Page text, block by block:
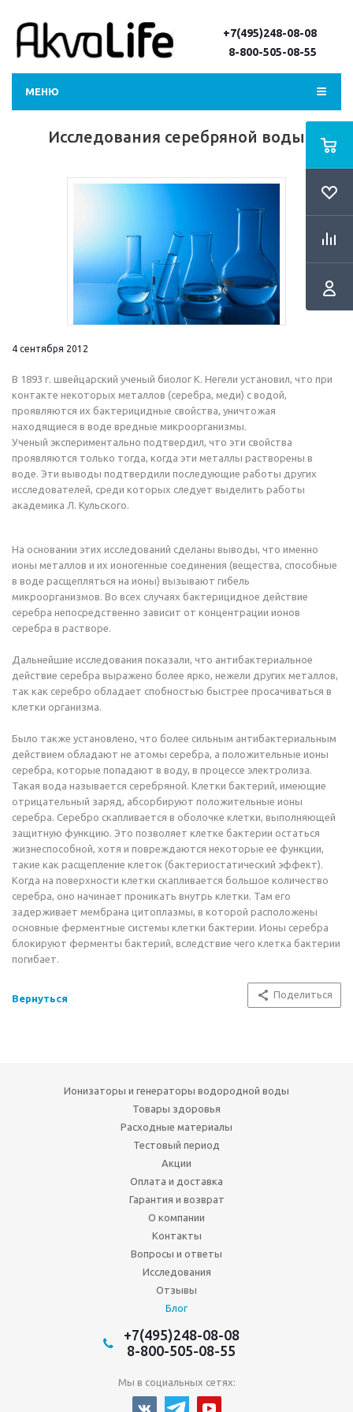
+7(495)248-08-08
8-800-505-08-55
МЕНЮ
Исследования серебряной воды
4 сентября 2012
В 1893 г. швейцарский ученый биолог К. Негели установил, что при
контакте некоторых металлов (серебра, меди) с водой,
проявляются их бактерицидные свойства, уничтожая
находящиеся в воде вредные микроорганизмы.
Ученый экспериментально подтвердил, что эти свойства
проявляются только тогда, когда эти металлы растворены в
воде. Эти выводы подтвердили последующие работы других
исследователей, среди которых следует выделить работы
академика Л. Кульского.
На основании этих исследований сделаны выводы, что именно
ионы металлов и их ионогенные соединения (вещества, способные
в воде расщепляться на ионы) вызывают гибель
микроорганизмов. Во всех случаях бактерицидное действие
серебра непосредственно зависит от концентрации ионов
серебра в растворе.
Дальнейшие исследования показали, что антибактериальное
действие серебра выражено более ярко, нежели других металлов,
так как серебро обладает спобностью быстрее просачиваться в
клетки организма.
Было также установлено, что более сильным антибактериальным
действием обладают не атомы серебра, а положительные ионы
серебра, которые попадают в воду, в процессе электролиза.
Такая вода называется серебряной. Клетки бактерий, имеющие
отрицательный заряд, абсорбируют положительные ионы
серебра. Серебро скапливается в оболочке клетки, выполняющей
защитную функцию. Это позволяет клетке бактерии остаться
жизнеспособной, хотя и повреждаются некоторые ее функции,
такие как расщепление клеток (бактериостатический эффект).
Когда на поверхности клетки скапливается большое количество
серебра, оно начинает проникать внутрь клетки. Там его
задерживает мембрана цитоплазмы, в которой расположены
основные ферментные системы клетки бактерии. Ионы серебра
блокируют ферменты бактерий, вследствие чего клетка бактерии
погибает.
Вернуться Поделиться
Ионизаторы и генераторы водородной воды
Товары здоровья
Расходные материалы
Тестовый период
Акции
Оплата и доставка
Гарантия и возврат
О компании
Контакты
Вопросы и ответы
Исследования
Отзывы
Блог
+7(495)248-08-08
8-800-505-08-55
Мы в социальных сетях: